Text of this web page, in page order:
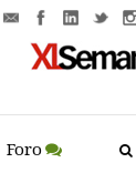
Foro